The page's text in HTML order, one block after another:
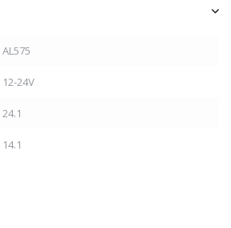
AL575
12-24V
24.1
14.1